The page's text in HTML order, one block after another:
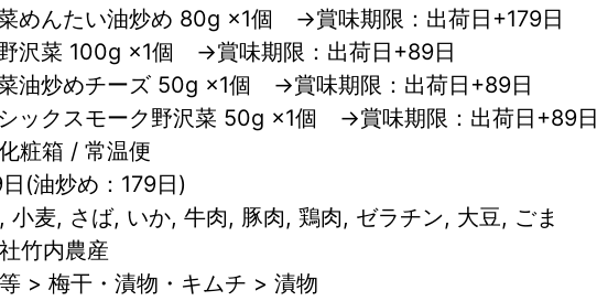
めんたい油炒め 80g ×1個　→賞味期限：出荷日+179日
沢菜 100g ×1個　→賞味期限：出荷日+89日
油炒めチーズ 50g ×1個　→賞味期限：出荷日+89日
ックスモーク野沢菜 50g ×1個　→賞味期限：出荷日+89日
粧箱 / 常温便
(油炒め：179日)
小麦, さば, いか, 牛肉, 豚肉, 鶏肉, ゼラチン, 大豆, ごま
竹内農産
> 梅干・漬物・キムチ > 漬物